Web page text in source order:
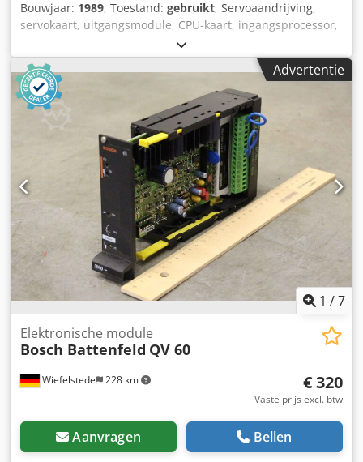
Bouwjaar: 1989, Toestand: gebruikt, Servoaandrijving,
servokaart, uitgangsmodule, CPU-kaart, ingangsprocessor,
voedingseenheid, besturingskaart, ingangskaart,
controller, converter, regelaar -Indramat: A.C.
servocontroller van spuitgietmachine Battenfeld Dedpfeqgi
Iljx Ai Nekr -Type: MOD13/1X.... -Besturing: TDM 3.2-30-
300-W0 -Aantal: 1x servocontroller beschikbaar -
Afmetingen: 390/70/H325 mm -Gewicht: 7,7 kg
Advertentie
1 /7
Wiefelstede 228 km
Elektronische module
Bosch Battenfeld QV 60
€ 320
Vaste prijs excl. btw
Aanvragen Bellen